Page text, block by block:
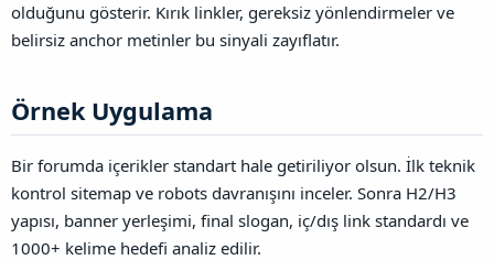
olduğunu gösterir. Kırık linkler, gereksiz yönlendirmeler ve
belirsiz anchor metinler bu sinyali zayıflatır.
Örnek Uygulama​
Bir forumda içerikler standart hale getiriliyor olsun. İlk teknik
kontrol sitemap ve robots davranışını inceler. Sonra H2/H3
yapısı, banner yerleşimi, final slogan, iç/dış link standardı ve
1000+ kelime hedefi analiz edilir.